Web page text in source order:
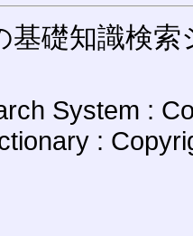
基礎知識検索
System :
: